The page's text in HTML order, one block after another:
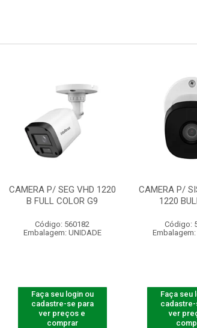
CAMERA P/ SEG VHD 1220
B FULL COLOR G9
Código: 560182
Embalagem: UNIDADE
Faça seu login ou
cadastre-se para
ver preços e
comprar
CAMERA P/
1220
Código:
Embalagem:
Faça seu
ver